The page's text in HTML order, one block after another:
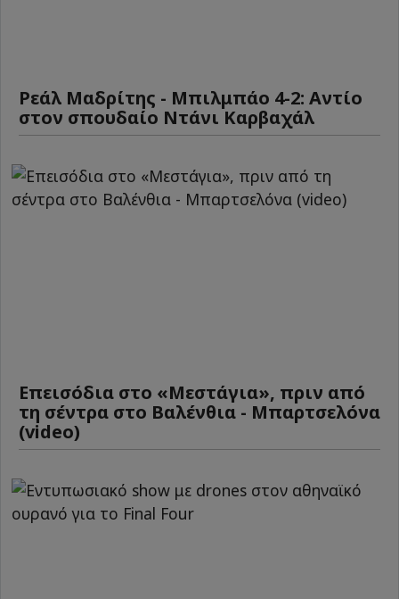
Ρεάλ Μαδρίτης - Μπιλμπάο 4-2: Αντίο
στον σπουδαίο Ντάνι Καρβαχάλ
Επεισόδια στο «Μεστάγια», πριν από
τη σέντρα στο Βαλένθια - Μπαρτσελόνα
(video)